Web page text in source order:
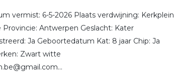
vermist: 6-5-2026 Plaats verdwijning: Kerkplein
Provincie: Antwerpen Geslacht: Kater
Ja Geboortedatum Kat: 8 jaar Chip: Ja
Zwart witte